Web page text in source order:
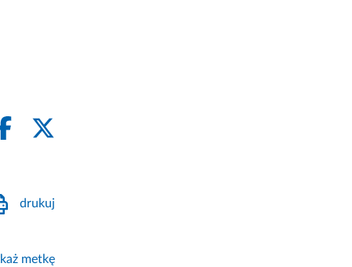
drukuj
metkę